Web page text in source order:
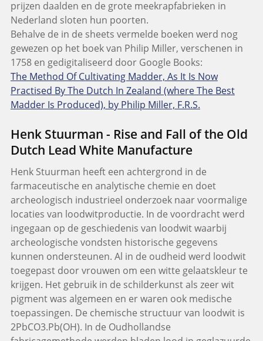
prijzen daalden en de grote meekrapfabrieken in
Nederland sloten hun poorten.
Behalve de in de sheets vermelde boeken werd nog
gewezen op het boek van Philip Miller, verschenen in
1758 en gedigitaliseerd door Google Books:
The Method Of Cultivating Madder, As It Is Now
Practised By The Dutch In Zealand (where The Best
Madder Is Produced), by Philip Miller, F.R.S.
Henk Stuurman - Rise and Fall of the Old
Dutch Lead White Manufacture
Henk Stuurman heeft een achtergrond in de
farmaceutische en analytische chemie en doet
archeologisch industrieel onderzoek naar voormalige
locaties van loodwitproductie. In de voordracht werd
ingegaan op de geschiedenis van loodwit waarbij
archeologische vondsten historische gegevens
kunnen ondersteunen. Al in de oudheid werd loodwit
toegepast door vrouwen om een witte gelaatskleur te
krijgen. Het gebruik in de schilderkunst als zeer wit
pigment was algemeen en er waren ook medische
toepassingen. De chemische structuur van loodwit is
2PbCO3.Pb(OH). In de Oudhollandse